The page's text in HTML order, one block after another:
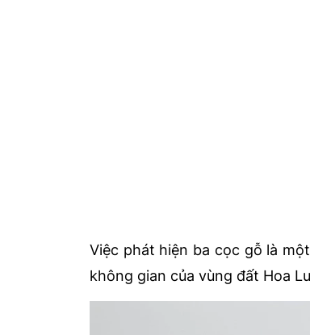
Việc phát hiện ba cọc gỗ là
không gian của vùng đất Hoa